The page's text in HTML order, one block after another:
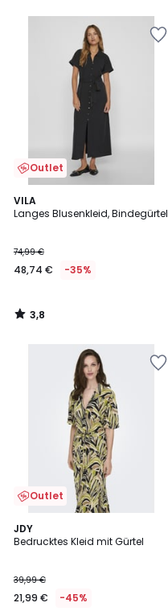
Outlet
VILA
Langes Blusenkleid, Bindegürtel
74,99 €
48,74 € -35%
3,8
/ 5
3,8
/
Outlet
JDY
Bedrucktes Kleid mit Gürtel
39,99 €
21,99 € -45%
4,8
/ 5